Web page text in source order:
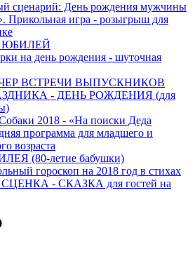
сценарий: День рождения мужчины
Прикольная игра - розыгрыш для
на день рождения - шуточная
ВСТРЕЧИ ВЫПУСКНИКОВ
- ДЕНЬ РОЖДЕНИЯ (для
2018 - «На поиски Деда
программа для младшего и
возраста
(80-летие бабушки)
гороскоп на 2018 год в стихах
- СКАЗКА для гостей на